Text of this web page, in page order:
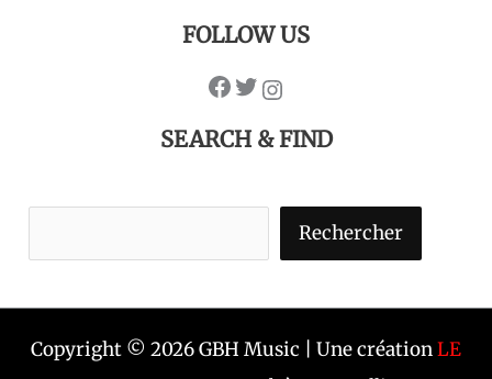
FOLLOW US
SEARCH & FIND
Rechercher
Copyright © 2026 GBH Music | Une créationLE